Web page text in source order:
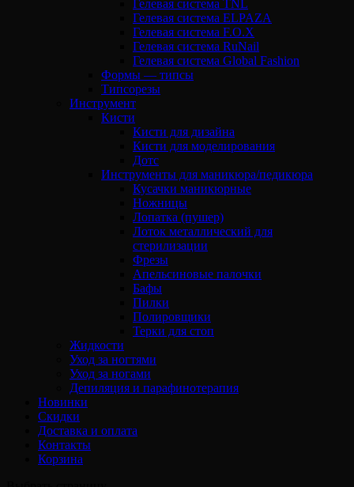
Гелевая система TNL
Гелевая система ELPAZA
Гелевая система F.O.X
Гелевая система RuNail
Гелевая система Global Fashion
Формы — типсы
Типсорезы
Инструмент
Кисти
Кисти для дизайна
Кисти для моделирования
Дотс
Инструменты для маникюра/педикюра
Кусачки маникюрные
Ножницы
Лопатка (пушер)
Лоток металлический для
стерилизации
Фрезы
Апельсиновые палочки
Бафы
Пилки
Полировщики
Терки для стоп
Жидкости
Уход за ногтями
Уход за ногами
Депиляция и парафинотерапия
Новинки
Скидки
Доставка и оплата
Контакты
Корзина